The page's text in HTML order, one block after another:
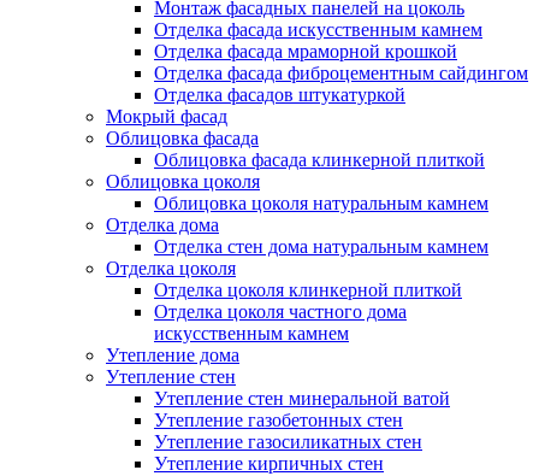
Монтаж фасадных панелей на цоколь
Отделка фасада искусственным камнем
Отделка фасада мраморной крошкой
Отделка фасада фиброцементным сайдингом
Отделка фасадов штукатуркой
Мокрый фасад
Облицовка фасада
Облицовка фасада клинкерной плиткой
Облицовка цоколя
Облицовка цоколя натуральным камнем
Отделка дома
Отделка стен дома натуральным камнем
Отделка цоколя
Отделка цоколя клинкерной плиткой
Отделка цоколя частного дома
искусственным камнем
Утепление дома
Утепление стен
Утепление стен минеральной ватой
Утепление газобетонных стен
Утепление газосиликатных стен
Утепление кирпичных стен